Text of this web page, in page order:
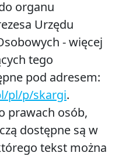
organu
Urzędu
- więcej
tego
pod adresem:
pl/p/skargi.
prawach osób,
dostępne są w
tekst można